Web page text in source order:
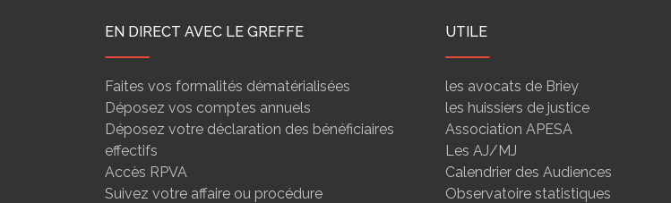
EN DIRECT AVEC LE GREFFE
Faites vos formalités dématérialisées
Déposez vos comptes annuels
Déposez votre déclaration des bénéficiaires
effectifs
Accès RPVA
Suivez votre affaire ou procédure
UTILE
les avocats de Briey
les huissiers de justice
Association APESA
Les AJ/MJ
Calendrier des Audiences
Observatoire statistiques